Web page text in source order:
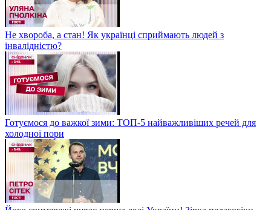
Не хвороба, а стан! Як українці сприймають людей з
інвалідністю?
Готуємося до важкої зими: ТОП-5 найважливіших речей для
холодної пори